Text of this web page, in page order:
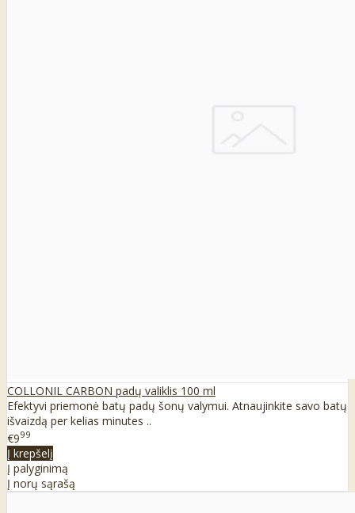
COLLONIL CARBON padų valiklis 100 ml
Efektyvi priemonė batų padų šonų valymui. Atnaujinkite savo batų
išvaizdą per kelias minutes ..
€999
Į krepšelį
Į palyginimą
Į norų sąrašą